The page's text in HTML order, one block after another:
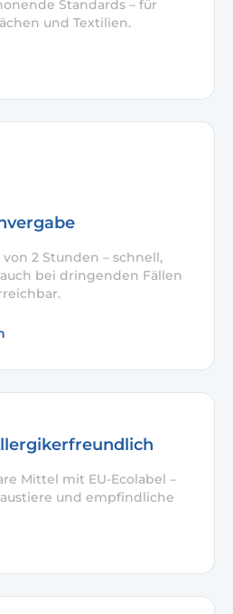
Standards – für
und Textilien.
2 Stunden – schnell,
bei dringenden Fällen
Mittel mit EU-Ecolabel –
und empfindliche